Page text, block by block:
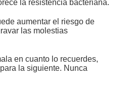
la resistencia bacteriana.
aumentar el riesgo de
las molestias
en cuanto lo recuerdes,
la siguiente. Nunca